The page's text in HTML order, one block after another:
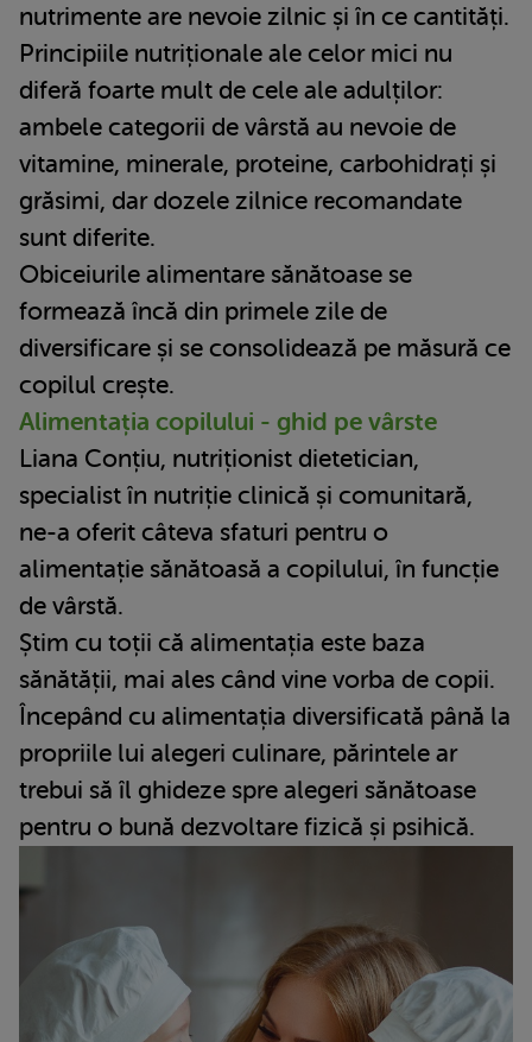
nutrimente are nevoie zilnic și în ce cantități.
Principiile nutriționale ale celor mici nu
diferă foarte mult de cele ale adulților:
ambele categorii de vârstă au nevoie de
vitamine, minerale, proteine, carbohidrați și
grăsimi, dar dozele zilnice recomandate
sunt diferite.
Obiceiurile alimentare sănătoase se
formează încă din primele zile de
diversificare și se consolidează pe măsură ce
copilul crește.
Alimentația copilului - ghid pe vârste
Liana Conțiu, nutriționist dietetician,
specialist în nutriție clinică și comunitară,
ne-a oferit câteva sfaturi pentru o
alimentație sănătoasă a copilului, în funcție
de vârstă.
Știm cu toții că alimentația este baza
sănătății, mai ales când vine vorba de copii.
Începând cu alimentația diversificată până la
propriile lui alegeri culinare, părintele ar
trebui să îl ghideze spre alegeri sănătoase
pentru o bună dezvoltare fizică și psihică.